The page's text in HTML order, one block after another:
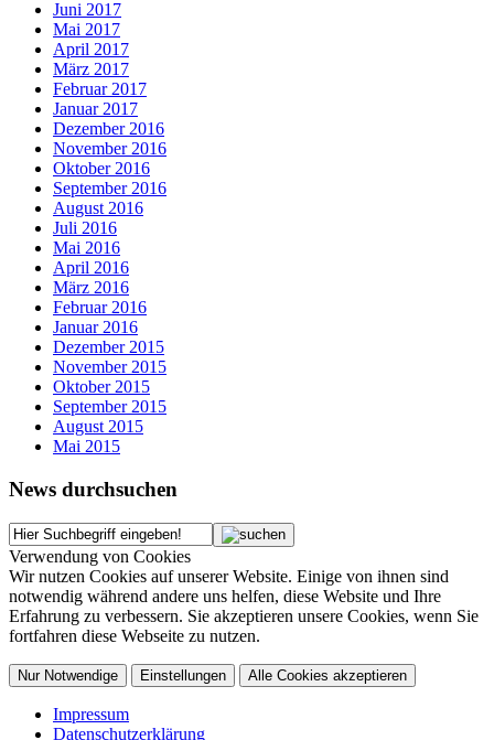
Juni 2017
Mai 2017
April 2017
März 2017
Februar 2017
Januar 2017
Dezember 2016
November 2016
Oktober 2016
September 2016
August 2016
Juli 2016
Mai 2016
April 2016
März 2016
Februar 2016
Januar 2016
Dezember 2015
November 2015
Oktober 2015
September 2015
August 2015
Mai 2015
News durchsuchen
Verwendung von Cookies
Wir nutzen Cookies auf unserer Website. Einige von ihnen sind
notwendig während andere uns helfen, diese Website und Ihre
Erfahrung zu verbessern. Sie akzeptieren unsere Cookies, wenn Sie
fortfahren diese Webseite zu nutzen.
Nur Notwendige Einstellungen Alle Cookies akzeptieren
Impressum
Datenschutzerklärung